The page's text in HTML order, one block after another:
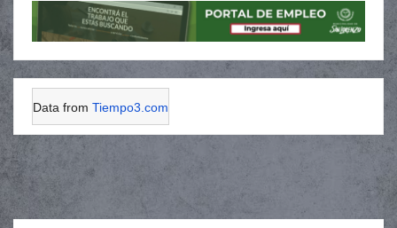
Data from Tiempo3.com